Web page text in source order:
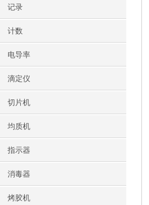
记录
计数
电导率
滴定仪
切片机
均质机
指示器
消毒器
烤胶机